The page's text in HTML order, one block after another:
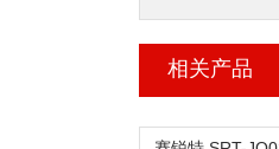
相关产品